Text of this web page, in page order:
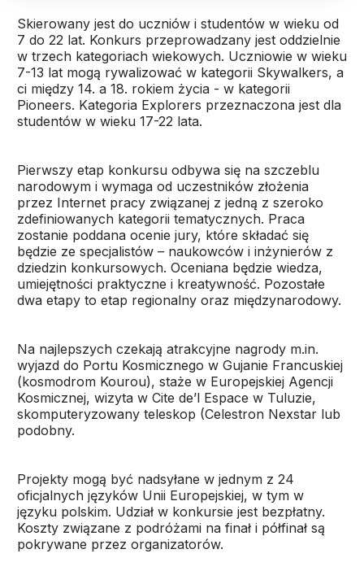
Skierowany jest do uczniów i studentów w wieku od
7 do 22 lat. Konkurs przeprowadzany jest oddzielnie
w trzech kategoriach wiekowych. Uczniowie w wieku
7-13 lat mogą rywalizować w kategorii Skywalkers, a
ci między 14. a 18. rokiem życia - w kategorii
Pioneers. Kategoria Explorers przeznaczona jest dla
studentów w wieku 17-22 lata.
Pierwszy etap konkursu odbywa się na szczeblu
narodowym i wymaga od uczestników złożenia
przez Internet pracy związanej z jedną z szeroko
zdefiniowanych kategorii tematycznych. Praca
zostanie poddana ocenie jury, które składać się
będzie ze specjalistów – naukowców i inżynierów z
dziedzin konkursowych. Oceniana będzie wiedza,
umiejętności praktyczne i kreatywność. Pozostałe
dwa etapy to etap regionalny oraz międzynarodowy.
Na najlepszych czekają atrakcyjne nagrody m.in.
wyjazd do Portu Kosmicznego w Gujanie Francuskiej
(kosmodrom Kourou), staże w Europejskiej Agencji
Kosmicznej, wizyta w Cite de’l Espace w Tuluzie,
skomputeryzowany teleskop (Celestron Nexstar lub
podobny.
Projekty mogą być nadsyłane w jednym z 24
oficjalnych języków Unii Europejskiej, w tym w
języku polskim. Udział w konkursie jest bezpłatny.
Koszty związane z podróżami na finał i półfinał są
pokrywane przez organizatorów.